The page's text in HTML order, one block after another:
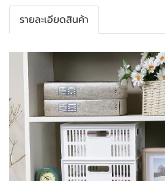
รายละเอียดสินค้า